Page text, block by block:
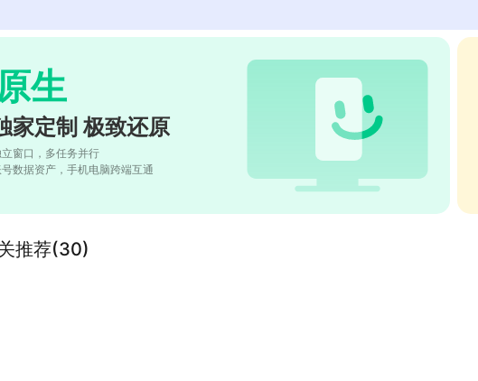
生
家定制 极致还原
窗口，多任务并行
号数据资产，手机电脑跨端互通
推荐(30)